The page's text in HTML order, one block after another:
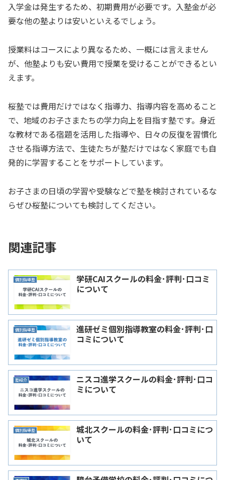
入学金は発生するため、初期費用が必要です。入塾金が必
要な他の塾よりは安いといえるでしょう。
授業料はコースにより異なるため、一概には言えません
が、他塾よりも安い費用で授業を受けることができるとい
えます。
桜塾では費用だけではなく指導力、指導内容を高めること
で、地域のお子さまたちの学力向上を目指す塾です。身近
な教材である宿題を活用した指導や、日々の反復を習慣化
させる指導方法で、生徒たちが塾だけではなく家庭でも自
発的に学習することをサポートしています。
お子さまの日頃の学習や受験などで塾を検討されているな
らぜひ桜塾についても検討してください。
関連記事
個別指導塾
学研CAIスクールの料金･評判･口コミ
について
個別指導塾
進研ゼミ個別指導教室の料金･評判･口
コミについて
塾紹介
ニスコ進学スクールの料金･評判･口コ
ミについて
個別指導塾
城北スクールの料金･評判･口コミにつ
いて